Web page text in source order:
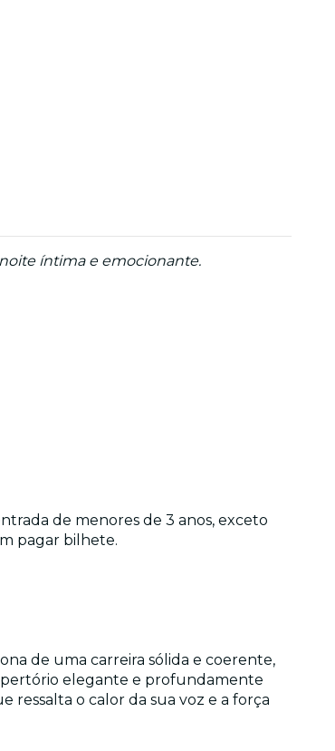
íntima e emocionante.
de menores de 3 anos, exceto
pagar bilhete.
de uma carreira sólida e coerente,
elegante e profundamente
ressalta o calor da sua voz e a força